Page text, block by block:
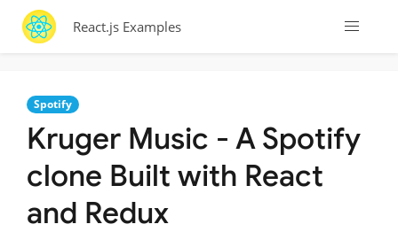
React.js Examples
Spotify
Kruger Music - A Spotify
clone Built with React
and Redux